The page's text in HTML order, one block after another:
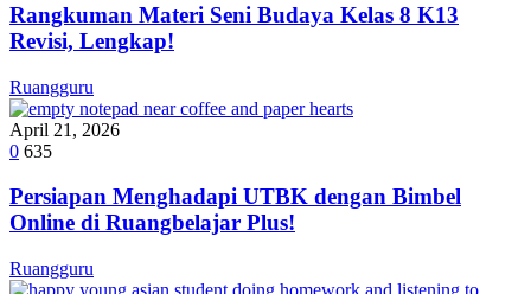
Rangkuman Materi Seni Budaya Kelas 8 K13
Revisi, Lengkap!
Ruangguru
April 21, 2026
0 635
Persiapan Menghadapi UTBK dengan Bimbel
Online di Ruangbelajar Plus!
Ruangguru